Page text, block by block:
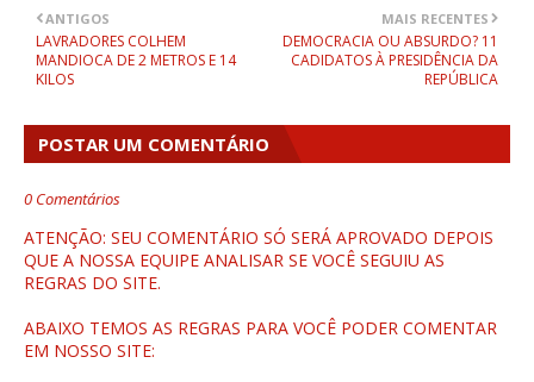
MAIS RECENTES
DEMOCRACIA OU ABSURDO? 11
CADIDATOS À PRESIDÊNCIA DA
REPÚBLICA
ANTIGOS
LAVRADORES COLHEM
MANDIOCA DE 2 METROS E 14
KILOS
POSTAR UM COMENTÁRIO
0 Comentários
ATENÇÃO: SEU COMENTÁRIO SÓ SERÁ APROVADO DEPOIS
QUE A NOSSA EQUIPE ANALISAR SE VOCÊ SEGUIU AS
REGRAS DO SITE.
ABAIXO TEMOS AS REGRAS PARA VOCÊ PODER COMENTAR
EM NOSSO SITE: